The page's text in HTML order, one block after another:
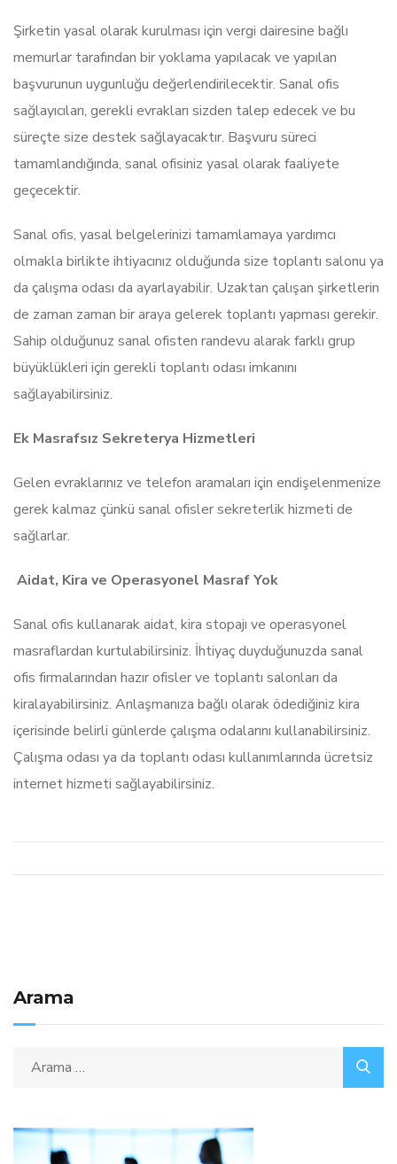
Şirketin yasal olarak kurulması için vergi dairesine bağlı
memurlar tarafından bir yoklama yapılacak ve yapılan
başvurunun uygunluğu değerlendirilecektir. Sanal ofis
sağlayıcıları, gerekli evrakları sizden talep edecek ve bu
süreçte size destek sağlayacaktır. Başvuru süreci
tamamlandığında, sanal ofisiniz yasal olarak faaliyete
geçecektir.
Sanal ofis, yasal belgelerinizi tamamlamaya yardımcı
olmakla birlikte ihtiyacınız olduğunda size toplantı salonu ya
da çalışma odası da ayarlayabilir. Uzaktan çalışan şirketlerin
de zaman zaman bir araya gelerek toplantı yapması gerekir.
Sahip olduğunuz sanal ofisten randevu alarak farklı grup
büyüklükleri için gerekli toplantı odası imkanını
sağlayabilirsiniz.
Ek Masrafsız Sekreterya Hizmetleri
Gelen evraklarınız ve telefon aramaları için endişelenmenize
gerek kalmaz çünkü sanal ofisler sekreterlik hizmeti de
sağlarlar.
Aidat, Kira ve Operasyonel Masraf Yok
Sanal ofis kullanarak aidat, kira stopajı ve operasyonel
masraflardan kurtulabilirsiniz. İhtiyaç duyduğunuzda sanal
ofis firmalarından hazır ofisler ve toplantı salonları da
kiralayabilirsiniz. Anlaşmanıza bağlı olarak ödediğiniz kira
içerisinde belirli günlerde çalışma odalarını kullanabilirsiniz.
Çalışma odası ya da toplantı odası kullanımlarında ücretsiz
internet hizmeti sağlayabilirsiniz.
Arama